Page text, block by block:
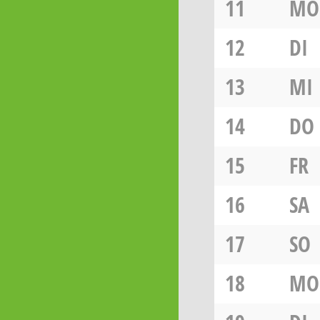
11
MO
12
DI
13
MI
14
DO
15
FR
16
SA
17
SO
18
MO